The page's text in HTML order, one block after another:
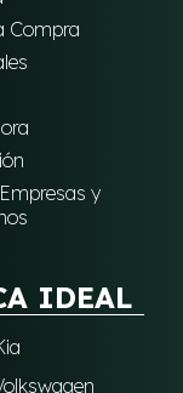
Compra
y
IDEAL